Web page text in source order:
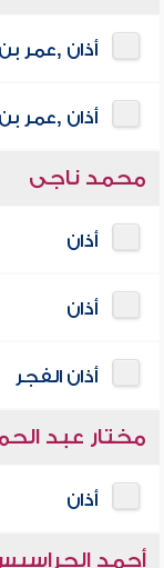
أذان ,عمر
أذان ,عمر
محمد ناجى
أذان
أذان
أذان الفجر
مختار عبد
أذان
أحمد